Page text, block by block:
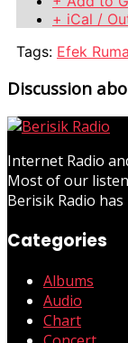
+ iCal /
Tags: Efek
Discussion
Internet Radio
Most of our
Berisik Radio
Categories
Albums
Audio
Chart